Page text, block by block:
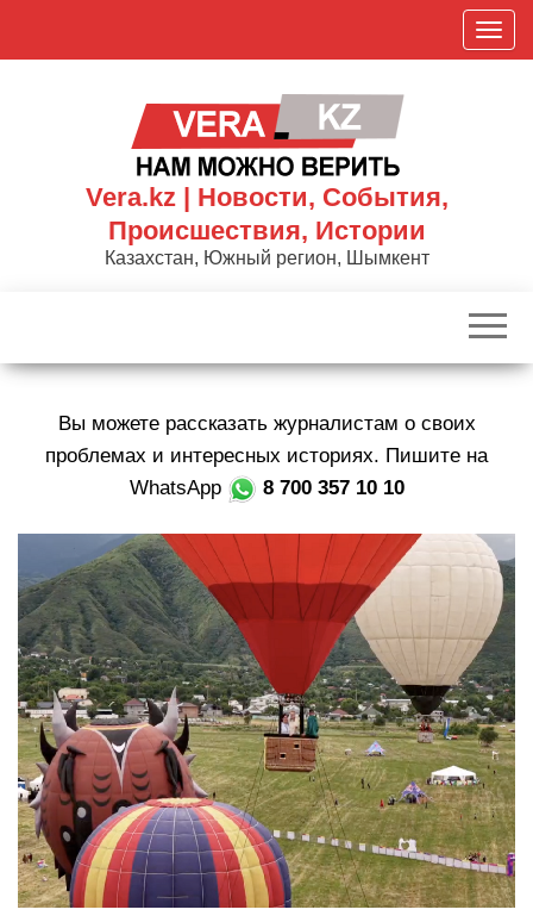
П
о
к
р
и
а
ц
и
ю
Vera.kz | Новости, События,
Происшествия, Истории
Казахстан, Южный регион, Шымкент
Вы можете рассказать журналистам о своих
проблемах и интересных историях. Пишите на
WhatsApp
8 700 357 10 10